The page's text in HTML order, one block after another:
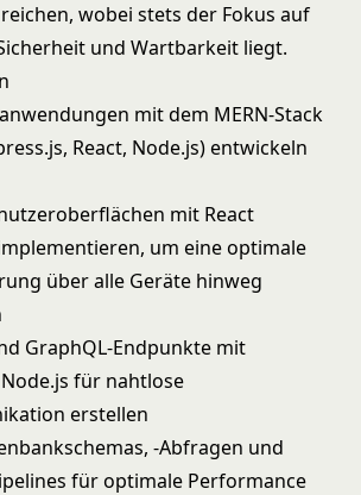
wobei stets der Fokus auf
und Wartbarkeit liegt.
mit dem MERN-Stack
React, Node.js) entwickeln
mit React
um eine optimale
über alle Geräte hinweg
GraphQL-Endpunkte mit
für nahtlose
erstellen
-Abfragen und
für optimale Performance